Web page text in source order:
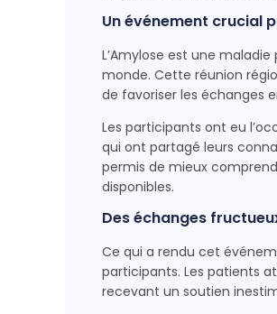
Un événement crucial
L’Amylose est une
monde. Cette réunion
de favoriser les échanges
Les participants ont eu
qui ont partagé leurs
permis de mieux
disponibles.
Des échanges
Ce qui a rendu cet
participants. Les patients
recevant un soutien